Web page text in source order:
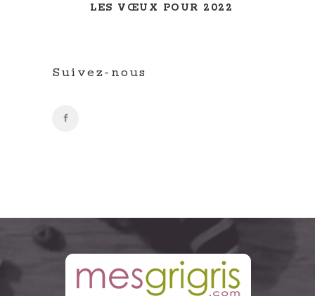
LES VŒUX POUR 2022
Suivez-nous